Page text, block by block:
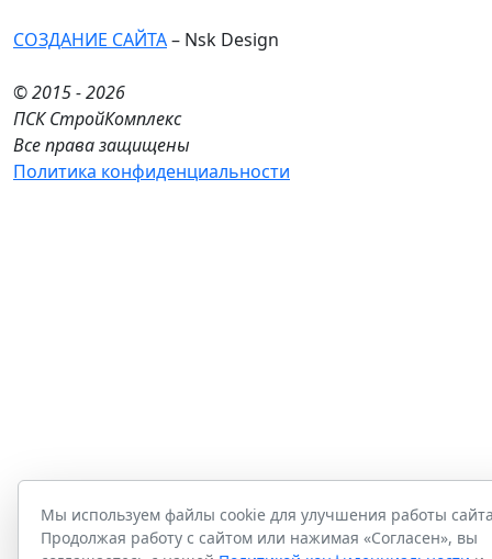
СОЗДАНИЕ САЙТА– Nsk Design
© 2015 - 2026
ПСК СтройКомплекс
Все права защищены
Политика конфиденциальности
Мы используем файлы cookie для улучшения работы
Продолжая работу с сайтом или нажимая «Согласен», вы